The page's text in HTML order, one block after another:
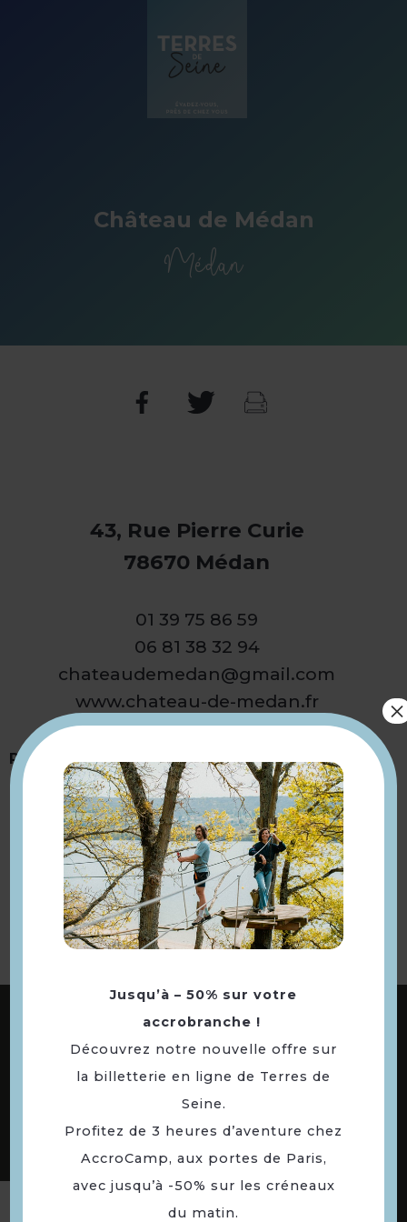
Château de Médan
Médan
43, Rue Pierre Curie
78670 Médan
01 39 75 86 59
06 81 38 32 94
chateaudemedan@gmail.com
www.chateau-de-medan.fr
Google My Business
Présentation
Retourner
à la sélection
ABONNEZ-VOUS À NOTRE NEWSLETTER
DE NOTRE TERRITOIRE
Jusqu’à – 50% sur votre
accrobranche !
Découvrez notre nouvelle offre sur
la billetterie en ligne de Terres de
Seine.
Profitez de 3 heures d’aventure chez
AccroCamp, aux portes de Paris,
avec jusqu’à -50% sur les créneaux
du matin.
×